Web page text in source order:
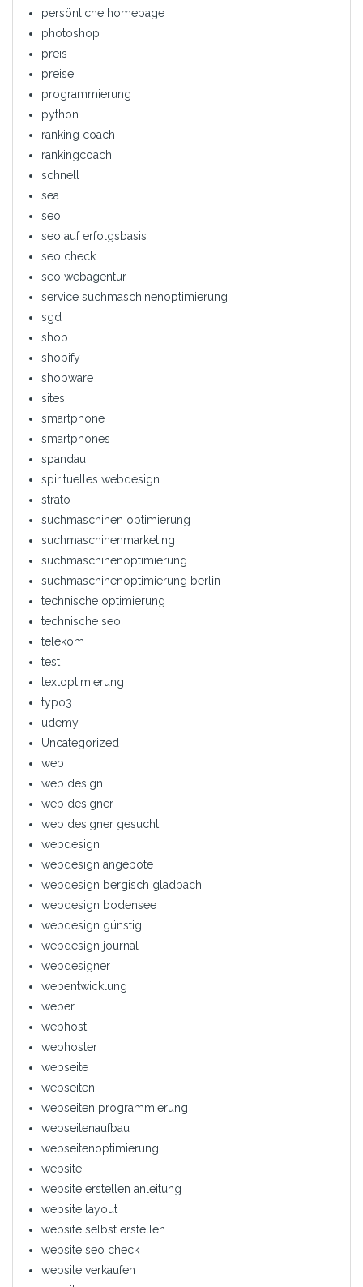
persönliche homepage
photoshop
preis
preise
programmierung
python
ranking coach
rankingcoach
schnell
sea
seo
seo auf erfolgsbasis
seo check
seo webagentur
service suchmaschinenoptimierung
sgd
shop
shopify
shopware
sites
smartphone
smartphones
spandau
spirituelles webdesign
strato
suchmaschinen optimierung
suchmaschinenmarketing
suchmaschinenoptimierung
suchmaschinenoptimierung berlin
technische optimierung
technische seo
telekom
test
textoptimierung
typo3
udemy
Uncategorized
web
web design
web designer
web designer gesucht
webdesign
webdesign angebote
webdesign bergisch gladbach
webdesign bodensee
webdesign günstig
webdesign journal
webdesigner
webentwicklung
weber
webhost
webhoster
webseite
webseiten
webseiten programmierung
webseitenaufbau
webseitenoptimierung
website
website erstellen anleitung
website layout
website selbst erstellen
website seo check
website verkaufen